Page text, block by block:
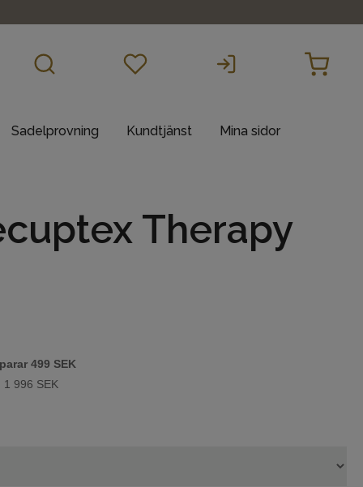
Sadelprovning Kundtjänst Mina sidor
Therapy
499 SEK
1 996 SEK